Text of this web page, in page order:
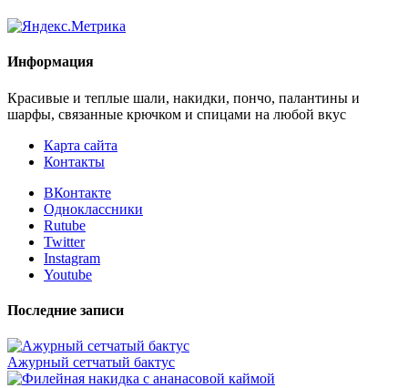
Информация
Красивые и теплые шали, накидки, пончо, палантины и
шарфы, связанные крючком и спицами на любой вкус
Карта сайта
Контакты
ВКонтакте
Одноклассники
Rutube
Twitter
Instagram
Youtube
Последние записи
Ажурный сетчатый бактус